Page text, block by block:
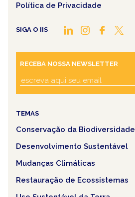
Política de Privacidade
SIGA O IIS
RECEBA NOSSA NEWSLETTER
TEMAS
Conservação da Biodiversidade
Desenvolvimento Sustentável
Mudanças Climáticas
Restauração de Ecossistemas